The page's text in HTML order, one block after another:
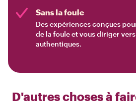
Sans la foule
Des expériences conçues
de la foule et vous diriger
authentiques.
D'autres choses à